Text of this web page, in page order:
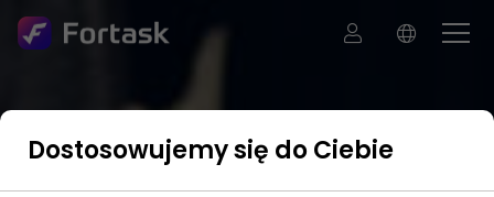
Dostosowujemy się do Ciebie